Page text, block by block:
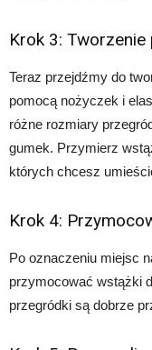
Krok 3:
Teraz przejdźmy do
pomocą nożyczek i
różne rozmiary
gumek. Przymierz
których chcesz
Krok 4:
Po oznaczeniu miejsc
przymocować wstążki
przegródki są dobrze